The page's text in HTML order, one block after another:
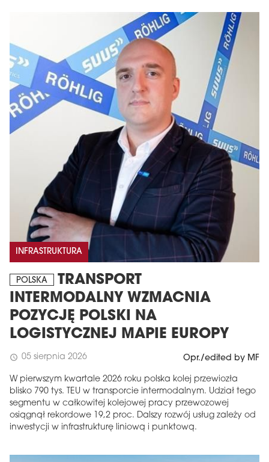
INFRASTRUKTURA
POLSKA
TRANSPORT
INTERMODALNY WZMACNIA
POZYCJĘ POLSKI NA
LOGISTYCZNEJ MAPIE EUROPY
schedule 05 sierpnia 2026 Opr./edited by MF
W pierwszym kwartale 2026 roku polska kolej przewiozła
blisko 790 tys. TEU w transporcie intermodalnym. Udział tego
segmentu w całkowitej kolejowej pracy przewozowej
osiągnął rekordowe 19,2 proc. Dalszy rozwój usług zależy od
inwestycji w infrastrukturę liniową i punktową.